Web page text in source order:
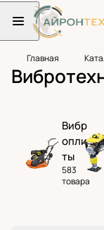
Главная
Вибр
опли
ты
583
товара